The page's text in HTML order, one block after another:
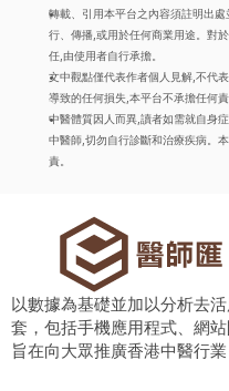
轉載、引用本平台之內容須註明出
行、傳播,或用於任何商業用途。對
任,由使用者自行承擔。
文中觀點僅代表作者個人見解,不代
導致的任何損失,本平台不承擔任何責
中醫體質因人而異,讀者如需就自身
中醫師,切勿自行診斷和治療疾病。
責。
以數據為基礎並加以分析去
套，包括手機應用程式、網站
旨在向大眾推廣香港中醫行